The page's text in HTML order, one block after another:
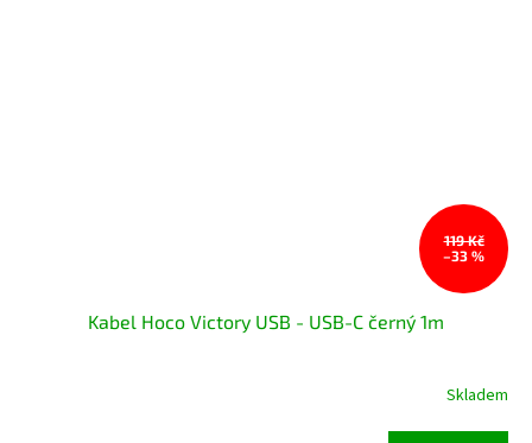
119 Kč
–33 %
Kabel Hoco Victory USB - USB-C černý 1m
Skladem